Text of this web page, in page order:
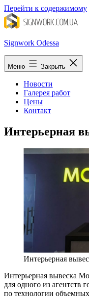
Перейти к содержимому
Signwork Odessa
Меню Закрыть
Новости
Галерея работ
Цены
Контакт
Интерьерная
Интерьерная
Интерьерная вывеска
для одного из агентств
по технологии